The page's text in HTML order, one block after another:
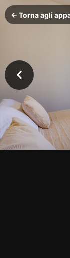
← Torna agli